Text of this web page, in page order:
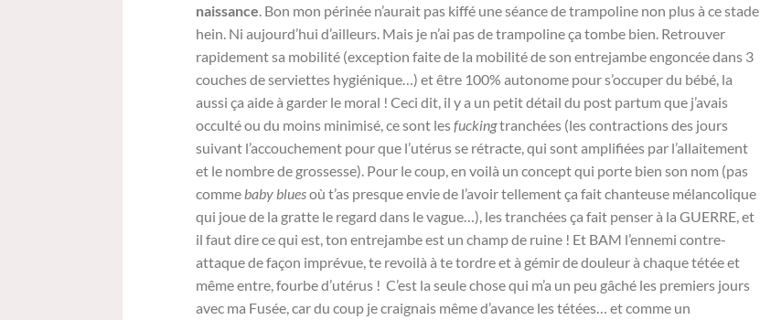
naissance. Bon mon périnée n’aurait pas kiffé une séance de trampoline non plus à ce stade
hein. Ni aujourd’hui d’ailleurs. Mais je n’ai pas de trampoline ça tombe bien. Retrouver
rapidement sa mobilité (exception faite de la mobilité de son entrejambe engoncée dans 3
couches de serviettes hygiénique…) et être 100% autonome pour s’occuper du bébé, la
aussi ça aide à garder le moral ! Ceci dit, il y a un petit détail du post partum que j’avais
occulté ou du moins minimisé, ce sont lesfuckingtranchées (les contractions des jours
suivant l’accouchement pour que l’utérus se rétracte, qui sont amplifiées par l’allaitement
et le nombre de grossesse). Pour le coup, en voilà un concept qui porte bien son nom (pas
commebaby bluesoù t’as presque envie de l’avoir tellement ça fait chanteuse mélancolique
qui joue de la gratte le regard dans le vague…), les tranchées ça fait penser à la GUERRE, et
il faut dire ce qui est, ton entrejambe est un champ de ruine ! Et BAM l’ennemi contre-
attaque de façon imprévue, te revoilà à te tordre et à gémir de douleur à chaque tétée et
même entre, fourbe d’utérus ! C’est la seule chose qui m’a un peu gâché les premiers jours
avec ma Fusée, car du coup je craignais même d’avance les tétées… et comme un